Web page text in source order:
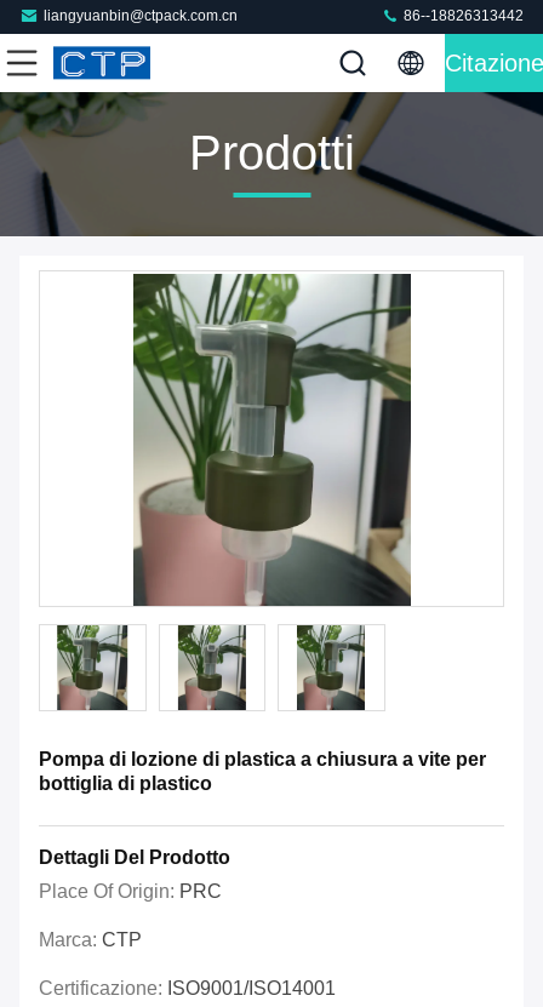
liangyuanbin@ctpack.com.cn 86--18826313442
Citazione
Prodotti
Pompa di lozione di plastica a chiusura a vite per
bottiglia di plastico
Dettagli Del Prodotto
Place Of Origin: PRC
Marca: CTP
Certificazione: ISO9001/ISO14001